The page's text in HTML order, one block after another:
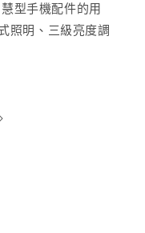
型手機配件的用
照明、三級亮度調